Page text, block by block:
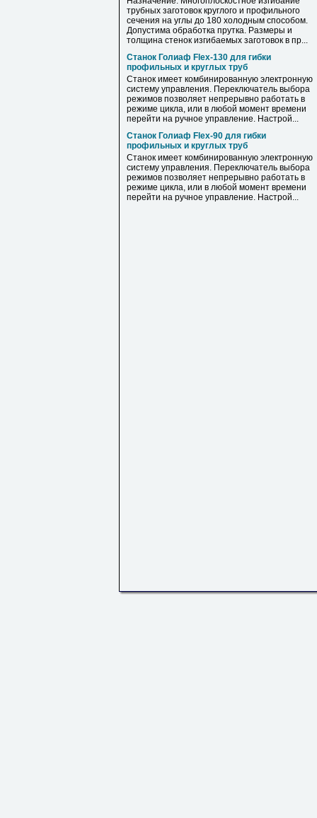
трубных заготовок круглого и профильного
сечения на углы до 180 холодным способом.
Допустима обработка прутка. Размеры и
толщина стенок изгибаемых заготовок в пр...
Станок Голиаф Flex-130 для гибки
профильных и круглых труб
Станок имеет комбинированную электронную
систему управления. Переключатель выбора
режимов позволяет непрерывно работать в
режиме цикла, или в любой момент времени
перейти на ручное управление. Настрой...
Станок Голиаф Flex-90 для гибки
профильных и круглых труб
Станок имеет комбинированную электронную
систему управления. Переключатель выбора
режимов позволяет непрерывно работать в
режиме цикла, или в любой момент времени
перейти на ручное управление. Настрой...